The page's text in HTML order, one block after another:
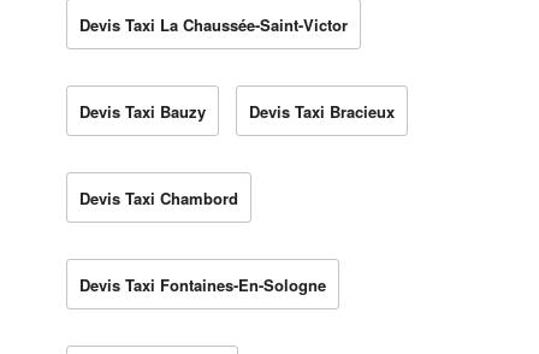
Devis Taxi La Chaussée-Saint-Victor
Devis Taxi Bauzy Devis Taxi Bracieux
Devis Taxi Chambord
Devis Taxi Fontaines-En-Sologne